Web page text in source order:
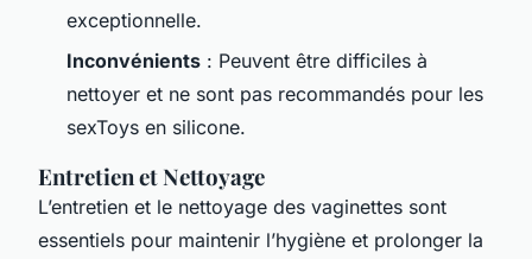
exceptionnelle.
Inconvénients : Peuvent être difficiles à
nettoyer et ne sont pas recommandés pour les
sexToys en silicone.
Entretien et Nettoyage
L’entretien et le nettoyage des vaginettes sont
essentiels pour maintenir l’hygiène et prolonger la